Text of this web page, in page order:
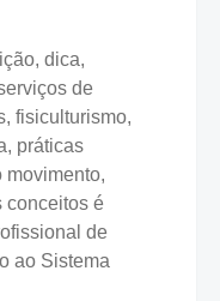
dica,
de
fisiculturismo,
práticas
movimento,
conceitos é
de
ao Sistema